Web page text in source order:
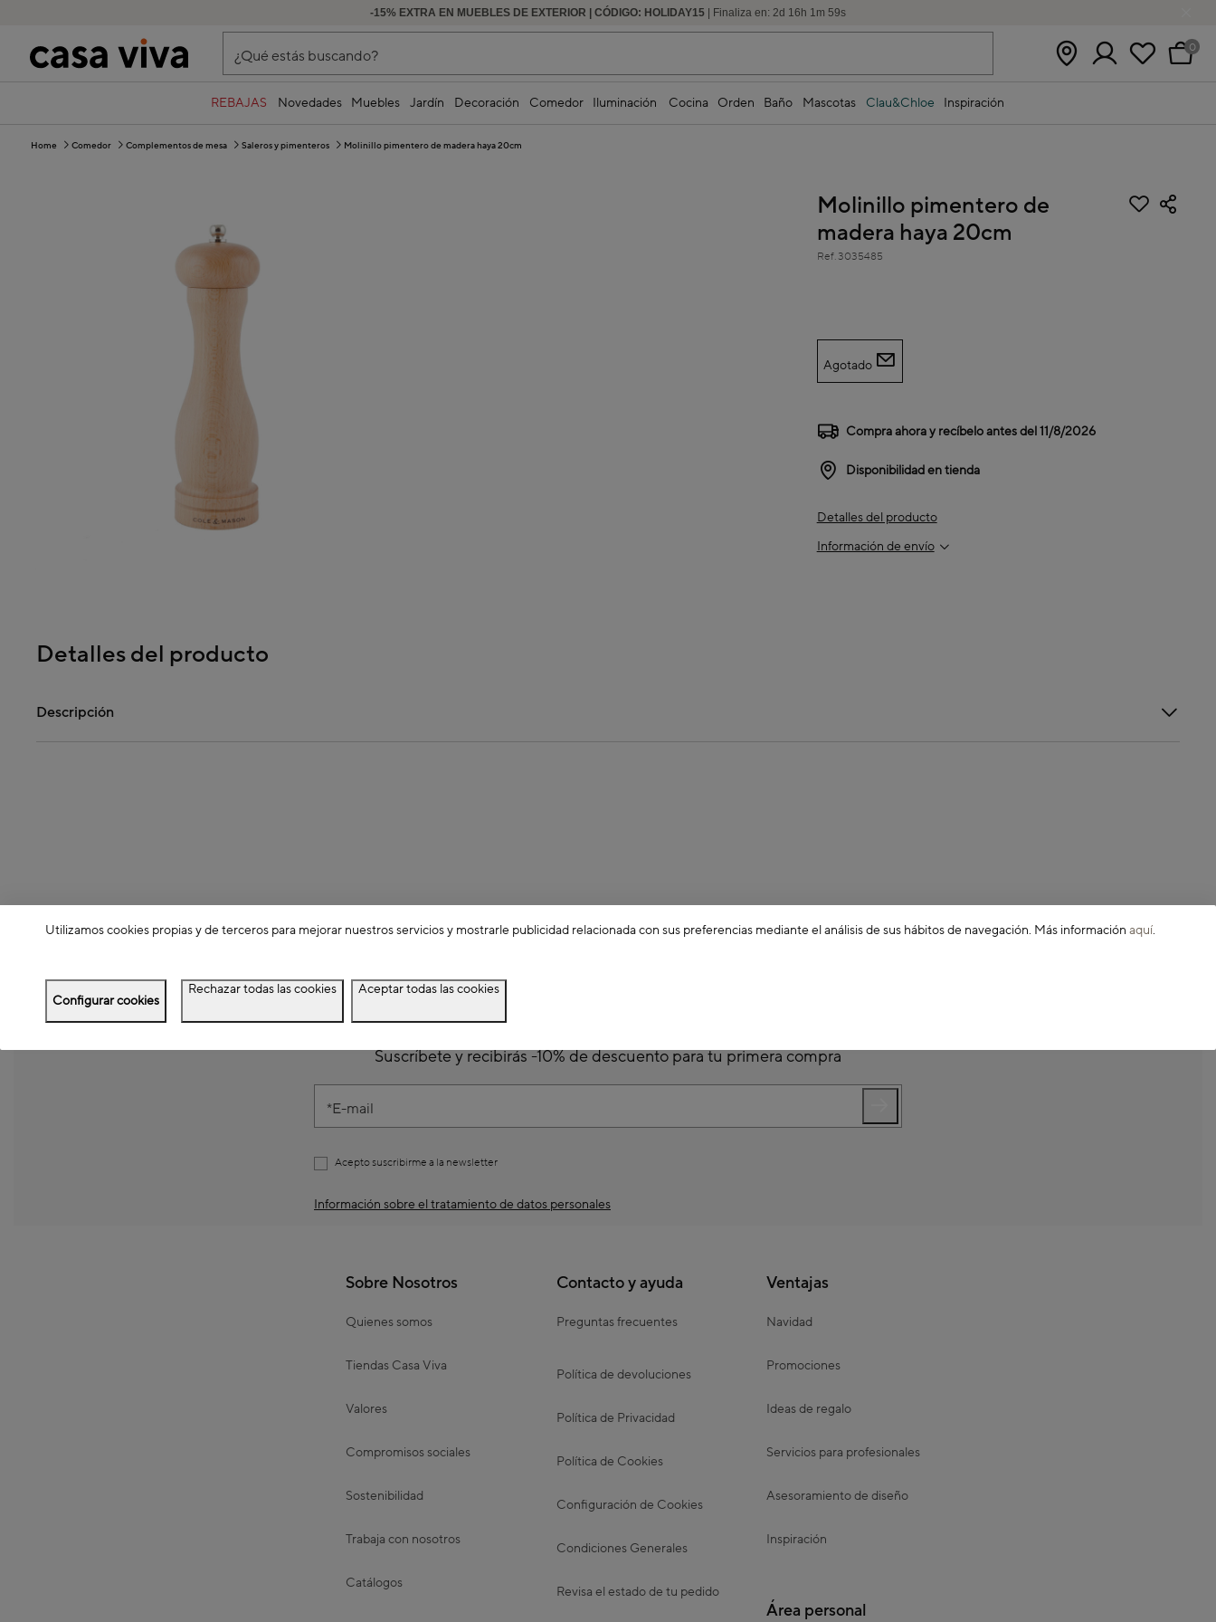
-15% EXTRA EN MUEBLES DE EXTERIOR | CÓDIGO: HOLIDAY15 | Finaliza en: 2d 16 h 1m 58s
HASTA -60% DE DESCUENTO | SEGUNDAS REBAJAS
¿Qué estás buscando? 0
REBAJAS Novedades Muebles Jardín Decoración Comedor Iluminación Cocina Orden Baño Mascotas Clau&Chloe Inspiración
Home Comedor Complementos de mesa Saleros y pimenteros Molinillo pimentero de madera haya 20cm
Molinillo pimentero de
madera haya 20cm
Ref. 3035485
Agotado
Compra ahora y recíbelo antes del11/8/2026
Disponibilidad en tienda
Detalles del producto
Información de envío
Detalles del producto
Descripción
Suscríbete a la newsletter
Suscríbete y recibirás -10% de descuento para tu primera compra
E-mail
Acepto suscribirme a la newsletter
Información sobre el tratamiento de datos personales
Sobre Nosotros
Quienes somos
Tiendas Casa Viva
Valores
Compromisos sociales
Sostenibilidad
Trabaja con nosotros
Catálogos
Contacto y ayuda
Preguntas frecuentes
Política de devoluciones
Política de Privacidad
Política de Cookies
Configuración de Cookies
Condiciones Generales
Revisa el estado de tu pedido
Ventajas
Navidad
Promociones
Ideas de regalo
Servicios para profesionales
Asesoramiento de diseño
Inspiración
Área personal
Utilizamos cookies propias y de terceros para mejorar nuestros servicios y mostrarle publicidad relacionada con sus preferencias mediante el análisis de sus hábitos de navegación. Más información aquí.
Configurar cookies
Rechazar todas las cookies Aceptar todas las cookies